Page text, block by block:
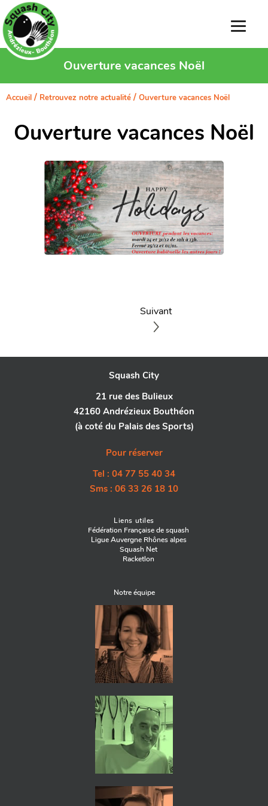
Ouverture vacances Noël
Accueil / Retrouvez notre actualité / Ouverture vacances Noël
Ouverture vacances Noël
Suivant
Squash City
21 rue des Bulieux
42160 Andrézieux Bouthéon
(à coté du Palais des Sports)
Pour réserver
Tel : 04 77 55 40 34
Sms : 06 33 26 18 10
Liens utiles
Fédération Française de squash
Ligue Auvergne Rhônes alpes
Squash Net
Racketlon
Notre équipe